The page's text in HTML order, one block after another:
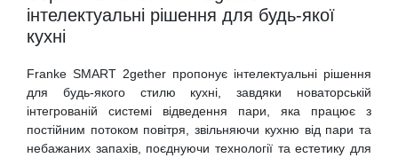
інтелектуальні рішення для будь-якої
кухні
Franke SMART 2gether пропонує інтелектуальні рішення
для будь-якого стилю кухні, завдяки новаторській
інтегрованій системі відведення пари, яка працює з
постійним потоком повітря, звільняючи кухню від пари та
небажаних запахів, поєднуючи технології та естетику для